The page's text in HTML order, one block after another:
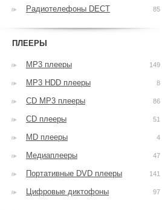
Радиотелефоны DECT 85
ПЛЕЕРЫ
MP3 плееры 149
MP3 HDD плееры 8
CD MP3 плееры 86
CD плееры 51
MD плееры 4
Медиаплееры 47
Портативные DVD плееры 141
Цифровые диктофоны 97